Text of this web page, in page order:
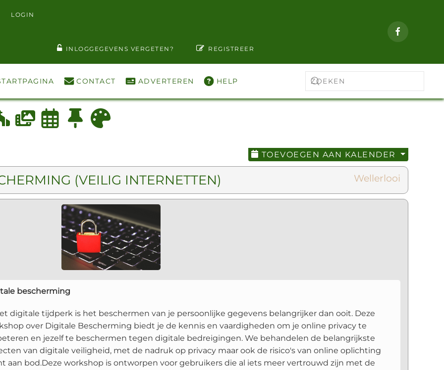
LOGIN
INLOGGEGEVENS VERGETEN? REGISTREER
CONTACT ADVERTEREN HELP
TOEVOEGEN AAN KALENDER
(VEILIG INTERNETTEN) Wellerlooi
bescherming
digitale tijdperk is het beschermen van je persoonlijke gegevens belangrijker dan ooit. Deze
over Digitale Bescherming biedt je de kennis en vaardigheden om je online privacy te
en jezelf te beschermen tegen digitale bedreigingen. We behandelen de belangrijkste
van digitale veiligheid, met de nadruk op privacy maar ook de risico's van online oplichting
aan bod.Deze workshop is ontworpen voor gebruikers die al iets meer vertrouwd zijn met de